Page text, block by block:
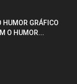
HUMOR GRÁFICO
O HUMOR...